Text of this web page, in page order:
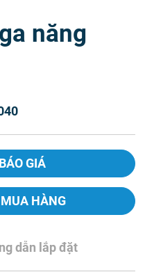
năng
GIÁ
HÀNG
dẫn lắp đặt